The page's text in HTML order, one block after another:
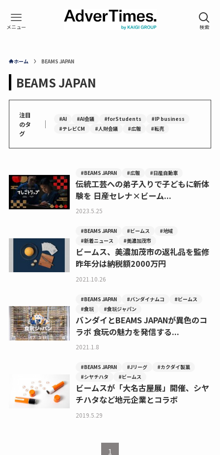
ホーム BEAMS JAPAN
BEAMS JAPAN
注目
のタ
グ
｜ #AI #AI会議 #forStudents
#IP business
#テレビCM
#人財会議 #広報 #転売
#BEAMS JAPAN #広報 #日産自動車
伝統工芸への弟子入りで子どもに新体
験を 日産セレナ×ビーム...
2023.5.25
#BEAMS JAPAN #ビームス
#地域
#新着ニュース
#美濃加茂市
ビームス、美濃加茂市の返礼品を監修
昨年分は納税額2000万円
2021.10.26
#BEAMS JAPAN #バンダイナムコ
#ビームス
#食玩
#食玩ジャパン
バンダイとBEAMS JAPANが異色のコ
ラボ 食玩の魅力を発信する...
2021.1.8
#BEAMS JAPAN #Jリーグ
#カクダイ製菓
#シヤチハタ
#ビームス
ビームスが「大名古屋展」開催、シヤ
チハタなど地元企業とコラボ
2019.5.29
1